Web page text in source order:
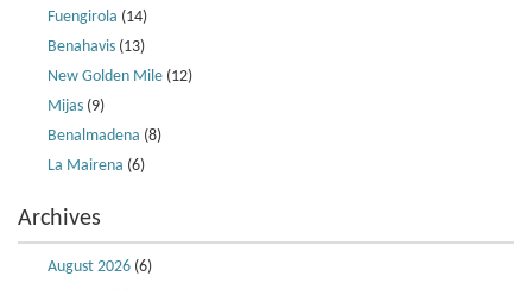
Fuengirola (14)
Benahavis (13)
New Golden Mile (12)
Mijas (9)
Benalmadena (8)
La Mairena (6)
Archives
August 2026 (6)